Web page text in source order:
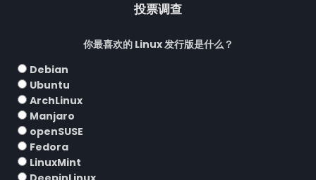
投票调查
你最喜欢的 Linux 发行版是什么？
Debian
Ubuntu
ArchLinux
Manjaro
openSUSE
Fedora
LinuxMint